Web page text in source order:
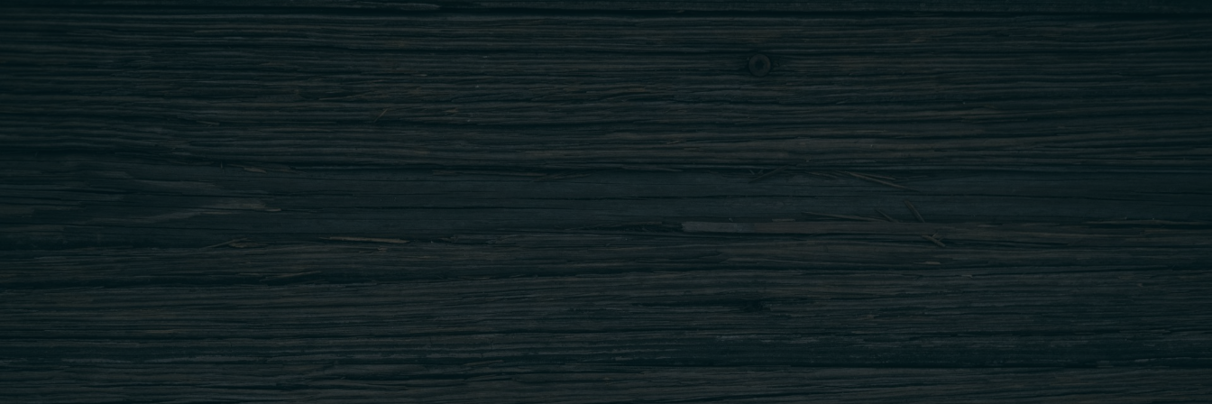
Adresa: Str. Prisaca Dornei nr. 8-10,
Sector 3, Bucuresti
Tel.: 031.424.6134 ; 0735.530.533
office@restaurantgedi.ro
RASFOIESTE ONLINE MENIUL NOSTRU
alergeni, aditivi, informații nutriționale
consultați meniul complet aici
Adresa: B-dul Basarabia nr. 176 B, Zona
Diham, sector 2, Bucuresti
office@restaurantgedi.ro
Copyright © 2023 Restaurant GEDI POLITICA DE CONFIDENTIALITATE